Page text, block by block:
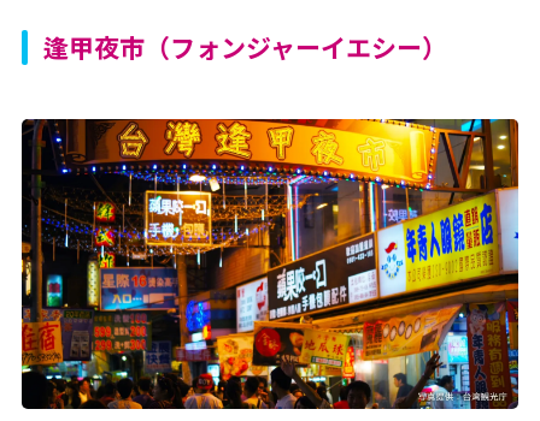
逢甲夜市（フォンジャーイエシー）